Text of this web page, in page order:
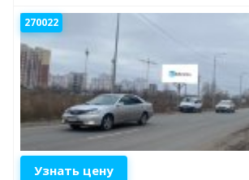
270022
Узнать цену